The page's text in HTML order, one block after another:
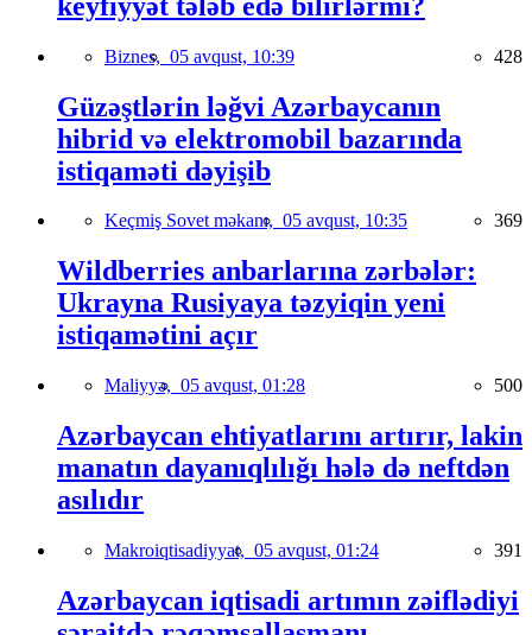
Biznes, 05 avqust, 10:39 428
Güzəştlərin ləğvi Azərbaycanın
hibrid və elektromobil bazarında
istiqaməti dəyişib
Keçmiş Sovet məkanı, 05 avqust, 10:35 369
Wildberries anbarlarına zərbələr:
Ukrayna Rusiyaya təzyiqin yeni
istiqamətini açır
Maliyyə, 05 avqust, 01:28 500
Azərbaycan ehtiyatlarını artırır, lakin
manatın dayanıqlılığı hələ də neftdən
asılıdır
Makroiqtisadiyyat, 05 avqust, 01:24 391
Azərbaycan iqtisadi artımın zəiflədiyi